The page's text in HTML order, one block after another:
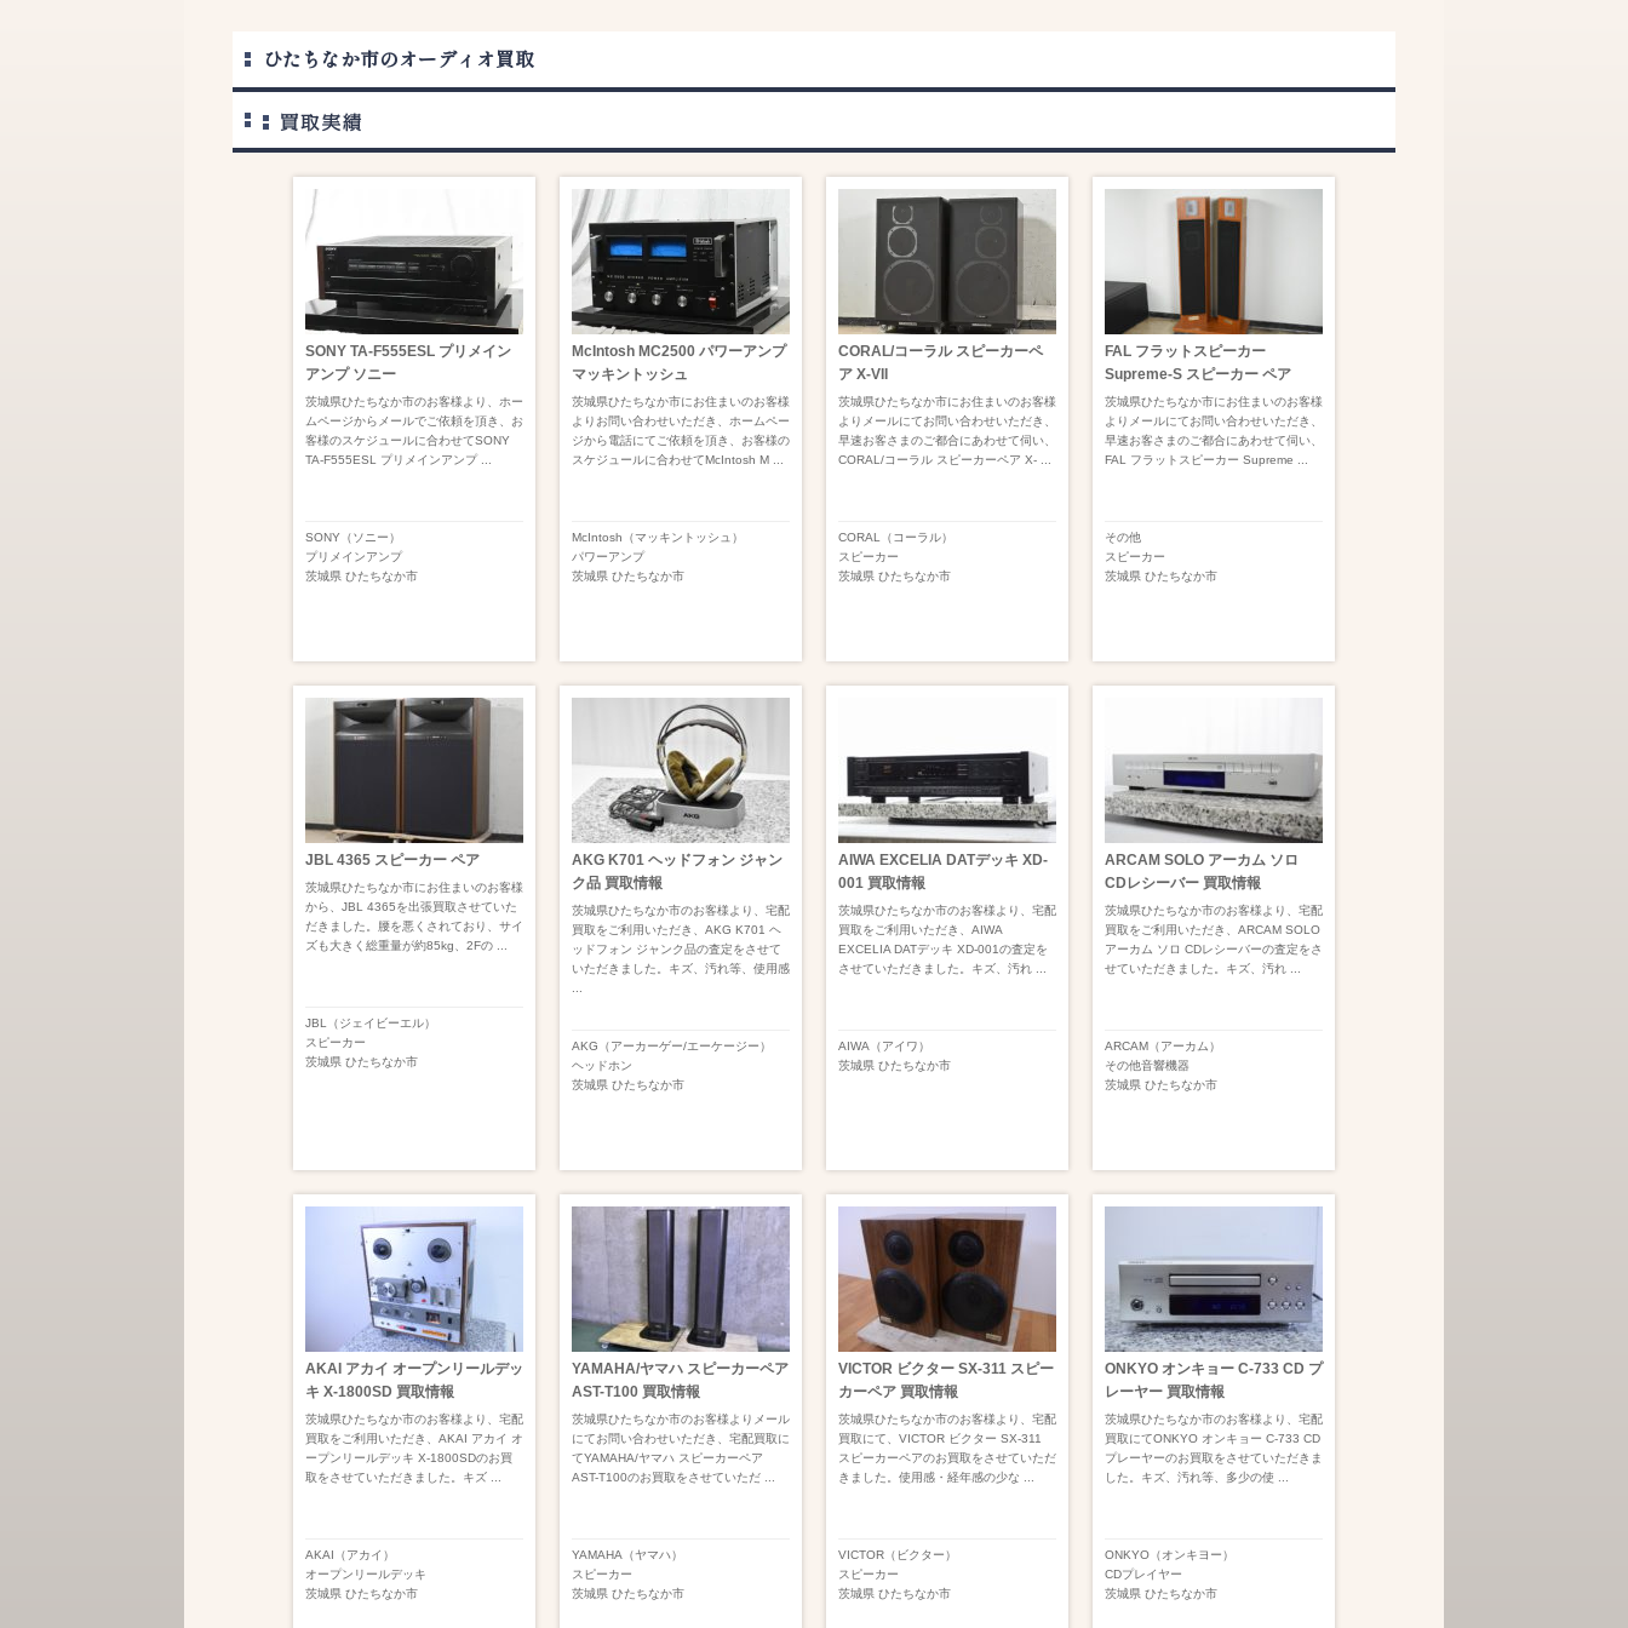
ひたちなか市のオーディオ買取
SONY TA-F555ESL プリメイン
アンプ ソニー
茨城県ひたちなか市のお客様より、ホー
ムページからメールでご依頼を頂き、お
客様のスケジュールに合わせてSONY
TA-F555ESL プリメインアンプ ...
SONY（ソニー）
プリメインアンプ
茨城県 ひたちなか市
McIntosh MC2500 パワーアンプ
マッキントッシュ
茨城県ひたちなか市にお住まいのお客様
よりお問い合わせいただき、ホームペー
ジから電話にてご依頼を頂き、お客様の
スケジュールに合わせてMcIntosh M ...
McIntosh（マッキントッシュ）
パワーアンプ
茨城県 ひたちなか市
CORAL/コーラル スピーカーペ
ア X-VII
茨城県ひたちなか市にお住まいのお客様
よりメールにてお問い合わせいただき、
早速お客さまのご都合にあわせて伺い、
CORAL/コーラル スピーカーペア X- ...
CORAL（コーラル）
スピーカー
茨城県 ひたちなか市
FAL フラットスピーカー
Supreme-S スピーカー ペア
茨城県ひたちなか市にお住まいのお客様
よりメールにてお問い合わせいただき、
早速お客さまのご都合にあわせて伺い、
FAL フラットスピーカー Supreme ...
その他
スピーカー
茨城県 ひたちなか市
JBL 4365 スピーカー ペア
茨城県ひたちなか市にお住まいのお客様
から、JBL 4365を出張買取させていた
だきました。腰を悪くされており、サイ
ズも大きく総重量が約85kg、2Fの ...
JBL（ジェイビーエル）
スピーカー
茨城県 ひたちなか市
AKG K701 ヘッドフォン ジャン
ク品 買取情報
茨城県ひたちなか市のお客様より、宅配
買取をご利用いただき、AKG K701 ヘ
ッドフォン ジャンク品の査定をさせて
いただきました。キズ、汚れ等、使用感
AKG（アーカーゲー/エーケージー）
ヘッドホン
茨城県 ひたちなか市
AIWA EXCELIA DATデッキ XD-
001 買取情報
茨城県ひたちなか市のお客様より、宅配
買取をご利用いただき、AIWA
EXCELIA DATデッキ XD-001の査定を
させていただきました。キズ、汚れ ...
AIWA（アイワ）
茨城県 ひたちなか市
ARCAM SOLO アーカム ソロ
CDレシーバー 買取情報
茨城県ひたちなか市のお客様より、宅配
買取をご利用いただき、ARCAM SOLO
アーカム ソロ CDレシーバーの査定をさ
せていただきました。キズ、汚れ ...
ARCAM（アーカム）
その他音響機器
茨城県 ひたちなか市
AKAI アカイ オープンリールデッ
キ X-1800SD 買取情報
茨城県ひたちなか市のお客様より、宅配
買取をご利用いただき、AKAI アカイ オ
ープンリールデッキ X-1800SDのお買
取をさせていただきました。キズ ...
AKAI（アカイ）
オープンリールデッキ
茨城県 ひたちなか市
YAMAHA/ヤマハ スピーカーペア
AST-T100 買取情報
茨城県ひたちなか市のお客様よりメール
にてお問い合わせいただき、宅配買取に
てYAMAHA/ヤマハ スピーカーペア
AST-T100のお買取をさせていただ ...
YAMAHA（ヤマハ）
スピーカー
茨城県 ひたちなか市
VICTOR ビクター SX-311 スピー
カーペア 買取情報
茨城県ひたちなか市のお客様より、宅配
買取にて、VICTOR ビクター SX-311
スピーカーペアのお買取をさせていただ
きました。使用感・経年感の少な ...
VICTOR（ビクター）
スピーカー
茨城県 ひたちなか市
ONKYO オンキョー C-733 CD プ
レーヤー 買取情報
茨城県ひたちなか市のお客様より、宅配
買取にてONKYO オンキョー C-733 CD
プレーヤーのお買取をさせていただきま
した。キズ、汚れ等、多少の使 ...
ONKYO（オンキヨー）
CDプレイヤー
茨城県 ひたちなか市